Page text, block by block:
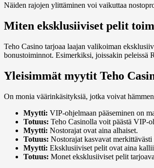
Näiden rajojen ylittäminen voi vaikuttaa
Miten eksklusiiviset pelit
Teho Casino tarjoaa laajan valikoiman
bonustoiminnot. Esimerkiksi, joissakin peleissä
Yleisimmät myytit Teho
On monia väärinkäsityksiä, jotka voivat
Myytti: VIP-ohjelmaan pääseminen on
Totuus: Teho Casinolla voit päästä VIP-
Myytti: Nostorajat ovat aina alhaiset.
Totuus: Nostorajat kasvavat
Myytti: Eksklusiiviset pelit ovat aina
Totuus: Monet eksklusiiviset pelit